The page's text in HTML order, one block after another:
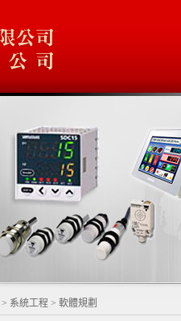
> 系統工程 > 軟體規劃